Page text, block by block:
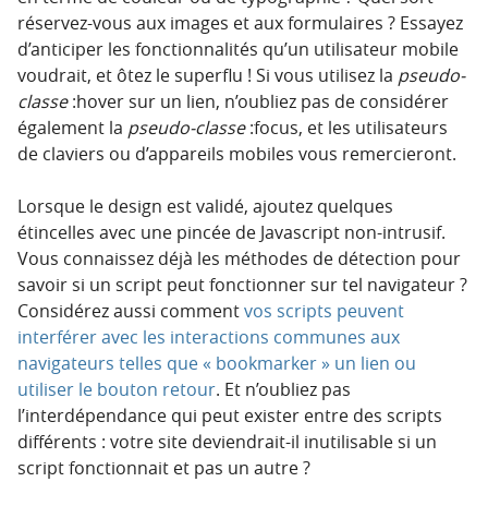
réservez-vous aux images et aux formulaires ? Essayez
d’anticiper les fonctionnalités qu’un utilisateur mobile
voudrait, et ôtez le superflu ! Si vous utilisez la pseudo-
classe:hover sur un lien, n’oubliez pas de considérer
également la pseudo-classe:focus, et les utilisateurs
de claviers ou d’appareils mobiles vous remercieront.
Lorsque le design est validé, ajoutez quelques
étincelles avec une pincée de Javascript non-intrusif.
Vous connaissez déjà les méthodes de détection pour
savoir si un script peut fonctionner sur tel navigateur ?
Considérez aussi commentvos scripts peuvent
interférer avec les interactions communes aux
navigateurs telles que « bookmarker » un lien ou
utiliser le bouton retour. Et n’oubliez pas
l’interdépendance qui peut exister entre des scripts
différents : votre site deviendrait-il inutilisable si un
script fonctionnait et pas un autre ?